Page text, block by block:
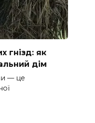
гнізд: як
дім
— це